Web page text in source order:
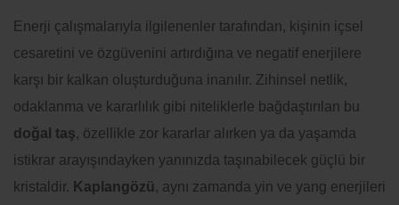
Enerji çalışmalarıyla ilgilenenler tarafından, kişinin içsel
cesaretini ve özgüvenini artırdığına ve negatif enerjilere
karşı bir kalkan oluşturduğuna inanılır. Zihinsel netlik,
odaklanma ve kararlılık gibi niteliklerle bağdaştırılan bu
doğal taş, özellikle zor kararlar alırken ya da yaşamda
istikrar arayışındayken yanınızda taşınabilecek güçlü bir
kristaldir. Kaplangözü , aynı zamanda yin ve yang enerjileri